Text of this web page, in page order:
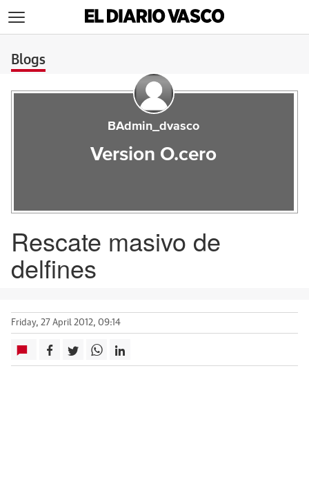
Blogs
BAdmin_dvasco
Version O.cero
Rescate masivo de
delfines
Friday, 27 April 2012, 09:14